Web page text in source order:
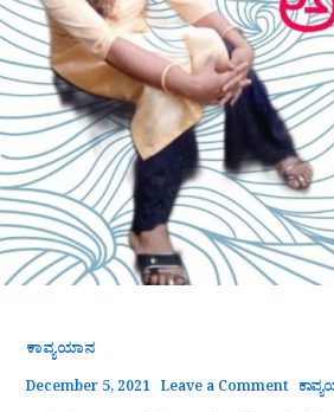
ಕಾವ್ಯಯಾನ
December 5, 2021 Leave a Comment